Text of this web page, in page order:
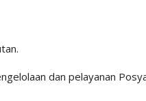
dan pelayanan